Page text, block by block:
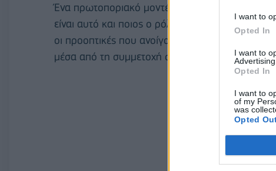
I want to
Opted In
I want to
Advertising.
Opted In
I want to
of my
was
Opted
Ένα πρωτοποριακό μοντέλο λειτουργίας των
είναι αυτό και ποιος ο ρόλος των clusters; Στην
οι προοπτικές που ανοίγονται στη χώρα μας
μέσα από τη συμμετοχή στα δίκτυα.